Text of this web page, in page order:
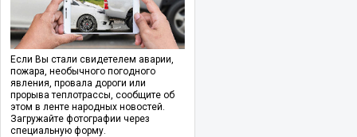
Если Вы стали свидетелем аварии,
пожара, необычного погодного
явления, провала дороги или
прорыва теплотрассы, сообщите об
этом в ленте народных новостей.
Загружайте фотографии через
специальную форму.